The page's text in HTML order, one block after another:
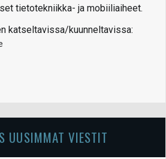
tietotekniikka- ja mobiiliaiheet.
katseltavissa/kuunneltavissa:
UUSIMMAT VIESTIT